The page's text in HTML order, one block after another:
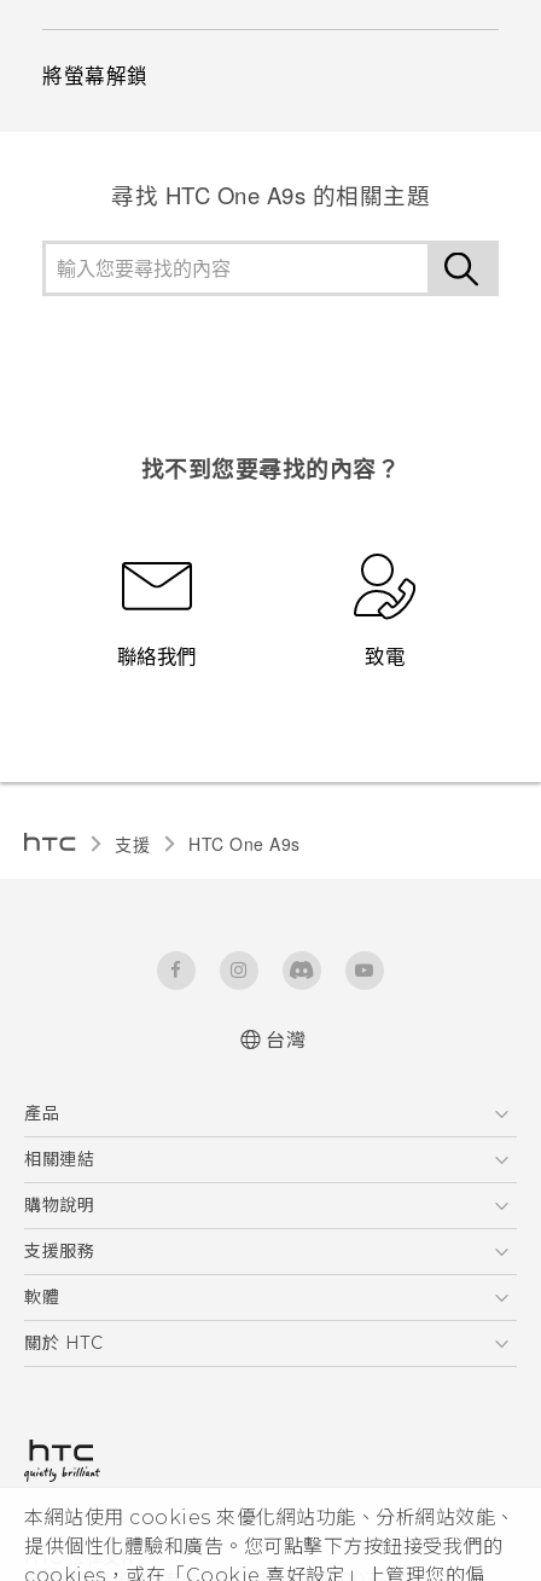
本網站使用 cookies 來優化網站功能、分析網站效能、
提供個性化體驗和廣告。您可點擊下方按鈕接受我們的
cookies，或在「Cookie 喜好設定」上管理您的偏
將螢幕解鎖
尋找 HTC One A9s 的相關主題
找不到您要尋找的內容？
聯絡我們 致電
支援 HTC One A9s‎
台灣
產品
5G
配件
相關連結
HTC Research
購物說明
購物須知
付款方式
支援服務
到府收送維修服務
客戶服務佈告欄
軟體
應用程式
HTC Sync Manager
關於 HTC
投資人
隱私權政策
產品安全性
© 2011-2026 HTC Corporation
HTC 法律文件